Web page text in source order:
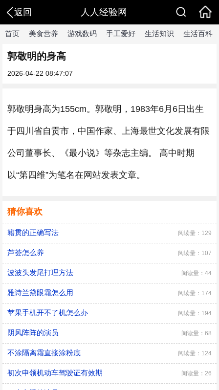
返回 人人经验网
首页 美食营养 游戏数码 手工爱好 生活知识 生活百科
郭敬明的身高
2026-04-22 08:47:07
郭敬明身高为155cm。郭敬明，1983年6月6日出生
于四川省自贡市，中国作家、上海最世文化发展有限
公司董事长、《最小说》等杂志主编。 高中时期
以“第四维”为笔名在网站发表文章。
猜你喜欢
籍贯的正确写法 阅读量：129
芦荟怎么养 阅读量：107
波波头发尾打理方法 阅读量：44
雅诗兰黛眼霜怎么用 阅读量：174
苹果手机开不了机怎么办 阅读量：194
阴风阵阵的演员 阅读量：68
不涂隔离霜直接涂粉底 阅读量：124
初次申领机动车驾驶证有效期 阅读量：26